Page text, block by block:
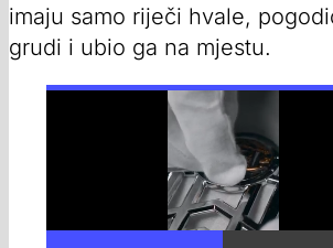
imaju samo riječi hvale,
grudi i ubio ga na mjestu.